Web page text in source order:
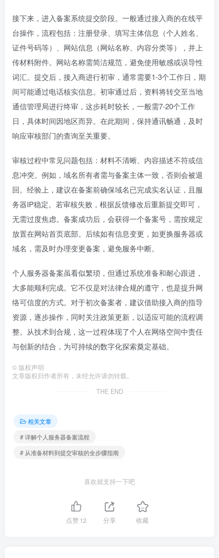
接下来，进入备案系统提交阶段。一般通过接入商的在线平
台操作，流程包括：注册登录、填写主体信息（个人姓名、
证件号码等）、网站信息（网站名称、内容分类等），并上
传材料附件。网站名称需简洁规范，避免使用敏感或误导性
词汇。提交后，接入商进行初审，通常需要1-3个工作日，期
间可能通过电话核实信息。初审通过后，资料将转交至当地
通信管理局进行终审，这步耗时较长，一般需7-20个工作
日，具体时间因地区而异。在此期间，保持通讯畅通，及时
响应审核部门的查询至关重要。
审核过程中常见问题包括：材料不清晰、内容描述不符或信
息冲突。例如，域名所有者需与备案主体一致，否则会被退
回。经验上，建议在备案前确保域名已完成实名认证，且服
务器IP稳定。若审核失败，根据反馈修改后重新提交即可，
无需过度焦虑。备案成功后，会获得一个备案号，需按规定
放置在网站首页底部。后续如有信息变更，如更换服务器或
域名，需及时办理变更备案，避免服务中断。
个人服务器备案虽看似繁琐，但通过系统准备和耐心跟进，
大多能顺利完成。它不仅是对法律合规的遵守，也是提升网
络可信度的方式。对于初次备案者，建议借助接入商的指导
资源，逐步操作，同时关注政策更新，以适应可能的流程调
整。从技术到合规，这一过程体现了个人在网络空间中责任
与创新的结合，为可持续的数字化探索奠定基础。
© 版权声明
文章版权归作者所有，未经允许请勿转载。
THE END
相关文章
# 详解个人服务器备案流程
# 从准备材料到提交审核的全步骤指南
喜欢就支持一下吧
点赞12 分享 收藏